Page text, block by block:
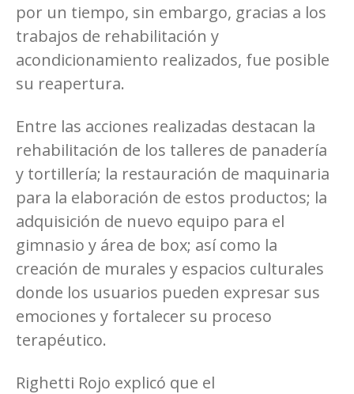
por un tiempo, sin embargo, gracias a los
trabajos de rehabilitación y
acondicionamiento realizados, fue posible
su reapertura.
Entre las acciones realizadas destacan la
rehabilitación de los talleres de panadería
y tortillería; la restauración de maquinaria
para la elaboración de estos productos; la
adquisición de nuevo equipo para el
gimnasio y área de box; así como la
creación de murales y espacios culturales
donde los usuarios pueden expresar sus
emociones y fortalecer su proceso
terapéutico.
Righetti Rojo explicó que el